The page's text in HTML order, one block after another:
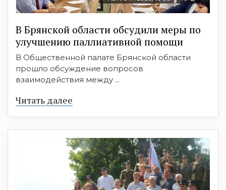
В Брянской области обсудили меры по
улучшению паллиативной помощи
В Общественной палате Брянской области
прошло обсуждение вопросов
взаимодействия между ...
Читать далее